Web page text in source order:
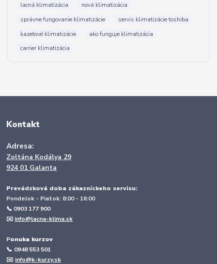
lacná klimatizácia
nová klimatizácia
správne fungovanie klimatizácie
servis klimatizácie toshiba
kazetové klimatizácie
ako funguje klimatizácia
carrier klimatizácia
Kontakt
Adresa:
Zoltána Kodálya 29
924 01 Galanta
Prevádzková doba zákazníckeho servisu:
Pondelok - Piatok: 8:00 - 16:00
📞 0903 177 900
✉️ info@lacna-klima.sk
Ponuka kurzov
📞 0948 553 501
✉️ info@k-kurzy.sk